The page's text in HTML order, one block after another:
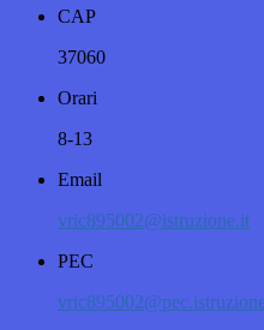
CAP
37060
Orari
8-13
Email
vric895002@istruzione.it
PEC